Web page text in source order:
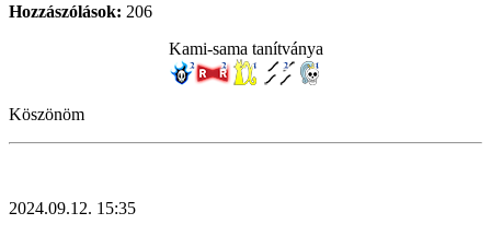
Hozzászólások: 206
Kami-sama tanítványa
Köszönöm
2024.09.12. 15:35